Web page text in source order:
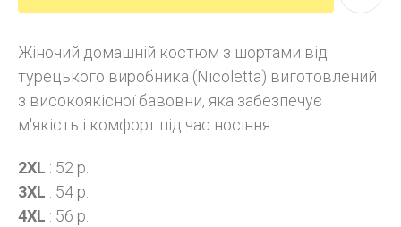
Жіночий домашній костюм з шортами від
турецького виробника (Nicoletta) виготовлений
з високоякісної бавовни, яка забезпечує
м'якість і комфорт під час носіння.
2XL : 52 р.
3XL : 54 р.
4XL : 56 р.